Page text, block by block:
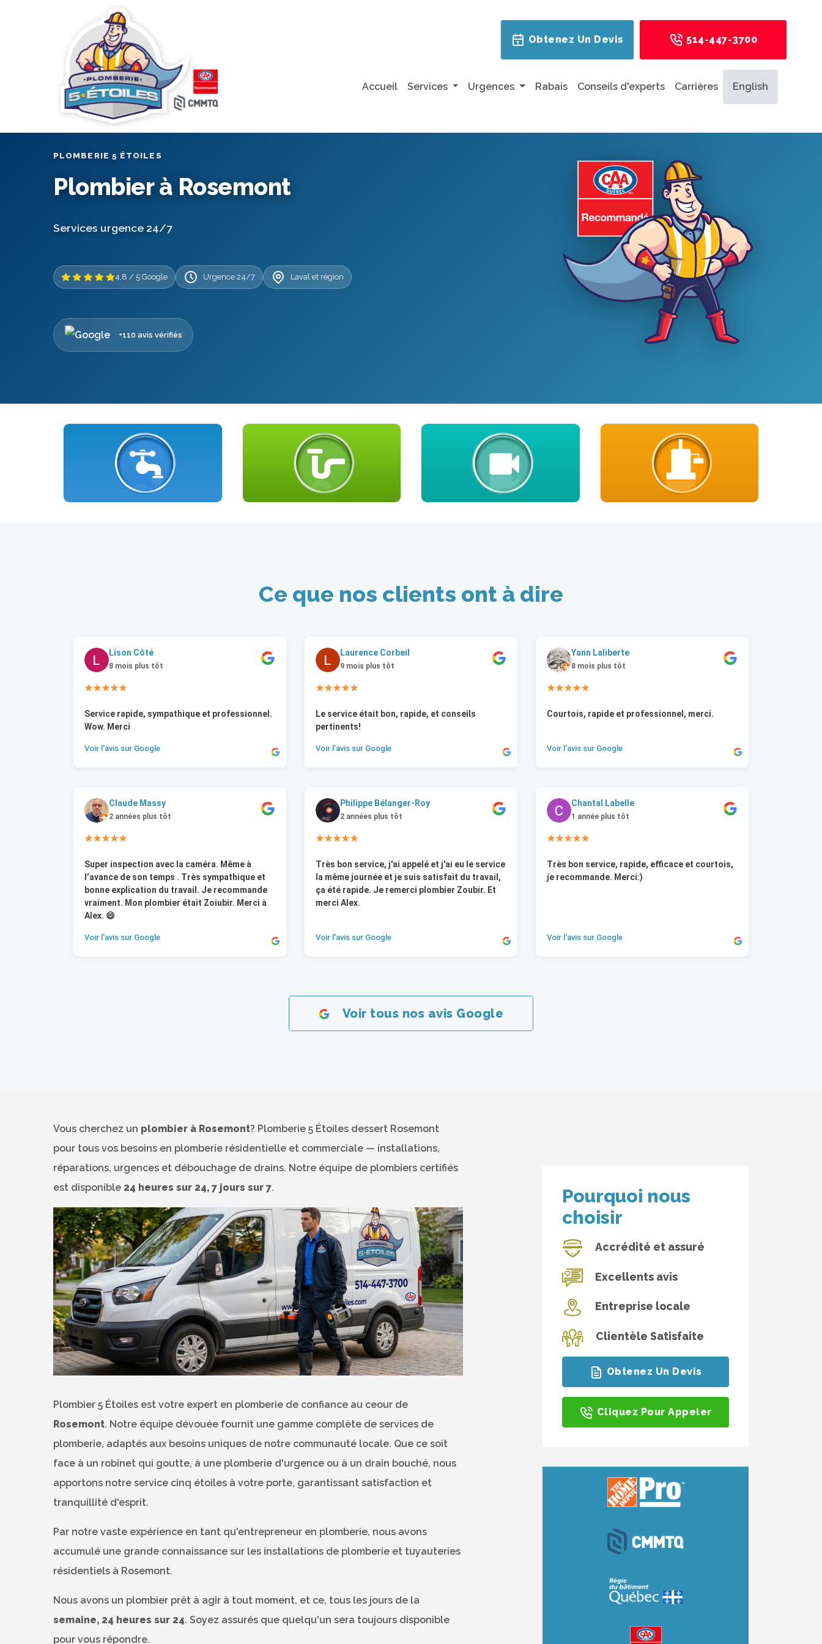
Obtenez Un Devis 514-447-3700
Accueil Services Urgences Rabais Conseils d'experts Carrières English
PLOMBERIE 5 ÉTOILES
Plombier à Rosemont
Services urgence 24/7
4,8 / 5 Google Urgence 24/7 Laval et région
+110 avis vérifiés
Ce que nos clients ont à dire
Lison Côté
8 mois plus tôt
★★★★★
Service rapide, sympathique et professionnel.
Wow. Merci
Voir l'avis sur Google
Laurence Corbeil
9 mois plus tôt
★★★★★
Le service était bon, rapide, et conseils
pertinents!
Voir l'avis sur Google
Yann Laliberte
8 mois plus tôt
★★★★★
Courtois, rapide et professionnel, merci.
Voir l'avis sur Google
Claude Massy
2 années plus tôt
★★★★★
Super inspection avec la caméra. Même à
l’avance de son temps . Très sympathique et
bonne explication du travail. Je recommande
vraiment. Mon plombier était Zoiubir. Merci à
Alex. 😄
Voir l'avis sur Google
Philippe Bélanger-Roy
2 années plus tôt
★★★★★
Très bon service, j'ai appelé et j'ai eu le service
la même journée et je suis satisfait du travail,
ça été rapide. Je remerci plombier Zoubir. Et
merci Alex.
Voir l'avis sur Google
Chantal Labelle
1 année plus tôt
★★★★★
Très bon service, rapide, efficace et courtois,
je recommande. Merci:)
Voir l'avis sur Google
Voir tous nos avis Google
Vous cherchez un plombier à Rosemont? Plomberie 5 Étoiles dessert Rosemont
pour tous vos besoins en plomberie résidentielle et commerciale — installations,
réparations, urgences et débouchage de drains. Notre équipe de plombiers certifiés
est disponible 24 heures sur 24, 7 jours sur 7.
Plombier 5 Étoiles est votre expert en plomberie de confiance au ceour de
Rosemont. Notre équipe dévouée fournit une gamme complète de services de
plomberie, adaptés aux besoins uniques de notre communauté locale. Que ce soit
face à un robinet qui goutte, à une plomberie d'urgence ou à un drain bouché, nous
apportons notre service cinq étoiles à votre porte, garantissant satisfaction et
tranquillité d'esprit.
Par notre vaste expérience en tant qu'entrepreneur en plomberie, nous avons
accumulé une grande connaissance sur les installations de plomberie et tuyauteries
résidentiels à Rosemont.
Nous avons un plombier prêt à agir à tout moment, et ce, tous les jours de la
semaine, 24 heures sur 24. Soyez assurés que quelqu'un sera toujours disponible
pour vous répondre.
Pourquoi nous
choisir
Accrédité et assuré
Excellents avis
Entreprise locale
Clientèle Satisfaite
Obtenez Un Devis
Cliquez Pour Appeler